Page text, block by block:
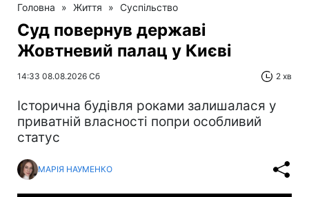
Головна » Життя » Суспільство
Суд повернув державі
Жовтневий палац у Києві
14:33 08.08.2026 Сб 2 хв
Історична будівля роками залишалася у
приватній власності попри особливий
статус
МАРІЯ НАУМЕНКО